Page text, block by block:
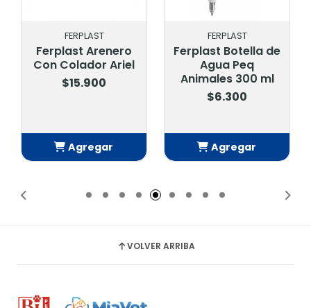
FERPLAST
Ferplast Arenero
Con Colador Ariel
$15.900
Agregar
FERPLAST
Ferplast Botella de
Agua Peq
Animales 300 ml
$6.300
Agregar
VOLVER ARRIBA